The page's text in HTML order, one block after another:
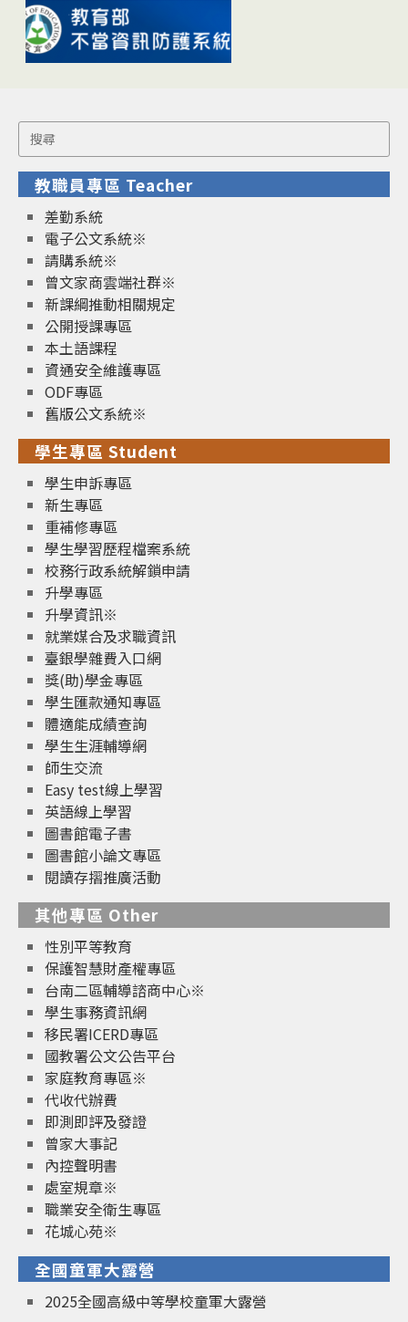
Search
for:
教職員專區 Teacher
差勤系統
電子公文系統※
請購系統※
曾文家商雲端社群※
新課綱推動相關規定
公開授課專區
本土語課程
資通安全維護專區
ODF專區
舊版公文系統※
學生專區 Student
學生申訴專區
新生專區
重補修專區
學生學習歷程檔案系統
校務行政系統解鎖申請
升學專區
升學資訊※
就業媒合及求職資訊
臺銀學雜費入口網
獎(助)學金專區
學生匯款通知專區
體適能成績查詢
學生生涯輔導網
師生交流
Easy test線上學習
英語線上學習
圖書館電子書
圖書館小論文專區
閱讀存摺推廣活動
其他專區 Other
性別平等教育
保護智慧財產權專區
台南二區輔導諮商中心※
學生事務資訊網
移民署ICERD專區
國教署公文公告平台
家庭教育專區※
代收代辦費
即測即評及發證
曾家大事記
內控聲明書
處室規章※
職業安全衛生專區
花城心苑※
全國童軍大露營
2025全國高級中等學校童軍大露營